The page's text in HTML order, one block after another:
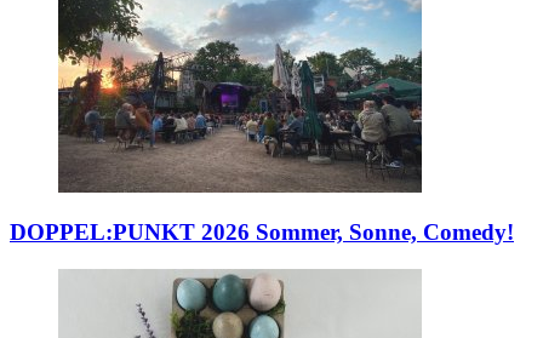
DOPPEL:PUNKT 2026 Sommer, Sonne, Comedy!